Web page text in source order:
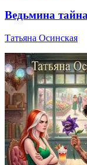
Ведьмина
Татьяна Осинская